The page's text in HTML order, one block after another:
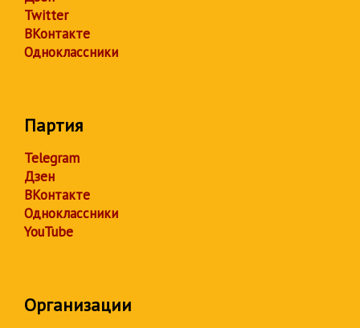
Twitter
ВКонтакте
Одноклассники
Партия
Telegram
Дзен
ВКонтакте
Одноклассники
YouTube
Организации